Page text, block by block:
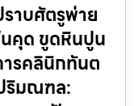
าบศัตรูพ่าย
คุด ขูดหินปูน
รคลินิกทันต
ริมณฑล: